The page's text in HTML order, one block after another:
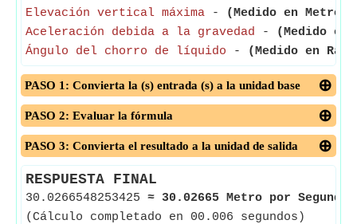
Elevación vertical máxima - (Medido en Metro)
Aceleración debida a la gravedad -
(Medido en
Ángulo del chorro de líquido - (Medido en
PASO 1: Convierta la (s) entrada (s) a la unidad base
PASO 2: Evaluar la fórmula
PASO 3: Convierta el resultado a la unidad de salida
RESPUESTA FINAL
30.0266548253425 ≈ 30.02665 Metro por Segundo
(Cálculo completado en 00.006 segundos)